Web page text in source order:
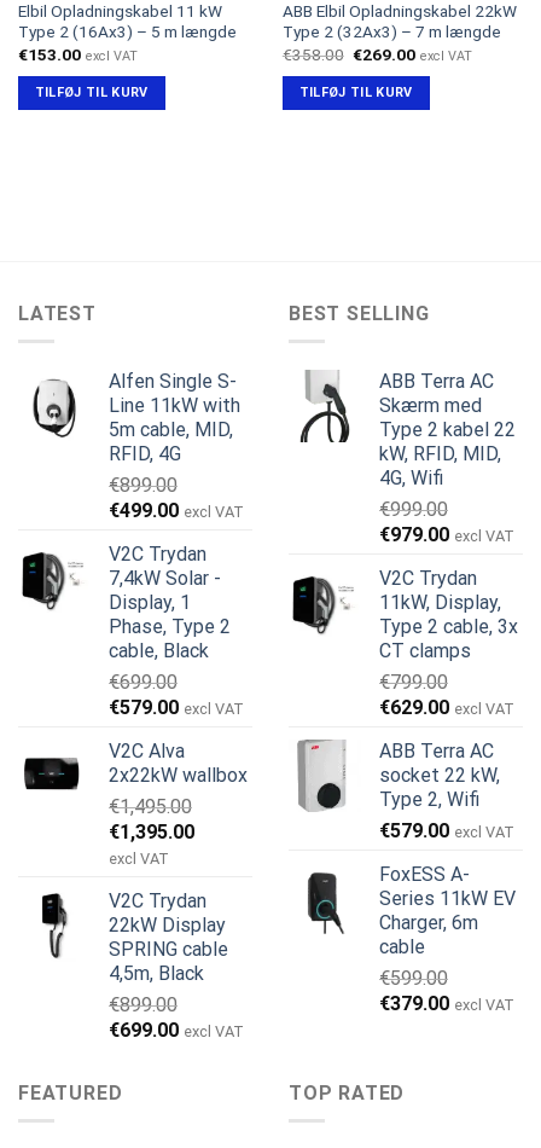
Elbil Opladningskabel 11 kW
Type 2 (16Ax3) – 5 m længde
€153.00 excl VAT
TILFØJ TIL KURV
ABB Elbil Opladningskabel 22kW
Type 2 (32Ax3) – 7 m længde
€358.00 Den
pris
var:
€358.00.
€269.00Den
€269.00.
excl VAT
TILFØJ TIL KURV
LATEST
Alfen Single S-
Line 11kW with
5m cable, MID,
RFID, 4G
€899.00
Den
pris
var:
€899.00.
€499.00Den
pris
er:
€499.00.
excl VAT
V2C Trydan
7,4kW Solar -
Display, 1
Phase, Type 2
cable, Black
€699.00
Den
pris
var:
€699.00.
€579.00Den
pris
er:
€579.00.
excl VAT
V2C Alva
2x22kW wallbox
€1,495.00
Den
oprindelige
var:
€1,495.00.
€1,395.00Den
er:
€1,395.00.
excl VAT
V2C Trydan
22kW Display
SPRING cable
4,5m, Black
€899.00
Den
pris
var:
€699.00Den
excl VAT
BEST SELLING
ABB Terra AC
Skærm med
Type 2 kabel 22
kW, RFID, MID,
4G, Wifi
€999.00
Den
pris
var:
€999.00.
€979.00Den
pris
er:
€979.00.
excl VAT
V2C Trydan
11kW, Display,
Type 2 cable, 3x
CT clamps
€799.00
Den
pris
var:
€799.00.
€629.00Den
pris
er:
€629.00.
excl VAT
ABB Terra AC
socket 22 kW,
Type 2, Wifi
€579.00 excl VAT
FoxESS A-
Series 11kW EV
Charger, 6m
cable
€599.00
Den
€599.00.
€379.00Den
excl VAT
FEATURED TOP RATED